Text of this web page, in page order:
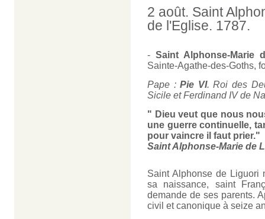
2 août. Saint
de l'Eglise. 1787.
- Saint Alphonse-Marie
Sainte-Agathe-des-Goths,
Pape :Pie VI. Roi des
Sicile et Ferdinand IV de
" Dieu veut que nous
une guerre continuelle,
pour vaincre il faut prier."
Saint Alphonse-Marie de
Saint Alphonse de Liguori
sa naissance, saint
demande de ses parents.
civil et canonique à seize